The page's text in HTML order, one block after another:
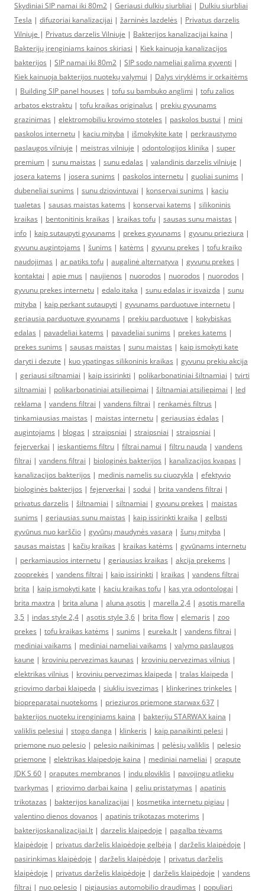
Skydiniai SIP namai iki 80m2 | Geriausi dulkių siurbliai | Dulkiu siurbliai
Tesla | difuzoriai kanalizacijai | žarninės lazdelės | Privatus darzelis
Vilniuje | Privatus darzelis Vilniuje | Bakterijos kanalizacijai kaina |
Bakterijų įrenginiams kainos skiriasi | Kiek kainuoja kanalizacijos
bakterijos | SIP namai iki 80m2 | SIP sodo nameliai galima gyventi |
Kiek kainuoja bakterijos nuotekų valymui | Dalys viryklėms ir orkaitėms
| Building SIP panel houses | tofu su bambuko anglimi | tofu zalios
arbatos ekstraktu | tofu kraikas originalus | prekiu gyvunams
grazinimas | elektromobiliu krovimo stoteles | paskolos bustui | mini
paskolos internetu | kaciu mityba | išmokykite katę | perkraustymo
paslaugos vilniuje | meistras vilniuje | odontologijos klinika | super
premium | sunu maistas | sunu edalas | valandinis darzelis vilniuje |
josera katems | josera sunims | paskolos internetu | guoliai sunims |
dubeneliai sunims | sunu dziovintuvai | konservai sunims | kaciu
tualetas | sausas maistas katems | konservai katems | silikoninis
kraikas | bentonitinis kraikas | kraikas tofu | sausas sunu maistas |
info | kaip sutaupyti gyvunams | prekes gyvunams | gyvunu prieziura |
gyvunu augintojams | šunims | katėms | gyvunu prekes | tofu kraiko
naudojimas | ar patiks tofu | augalinė alternatyva | gyvunu prekes |
kontaktai | apie mus | naujienos | nuorodos | nuorodos | nuorodos |
gyvunu prekes internetu | edalo itaka | sunu edalas ir isvaizda | sunu
mityba | kaip perkant sutaupyti | gyvunams parduotuve internetu |
geriausia parduotuve gyvunams | prekiu parduotuve | kokybiskas
edalas | pavadeliai katems | pavadeliai sunims | prekes katems |
prekes sunims | sausas maistas | sunu maistas | kaip ismokyti kate
daryti i dezute | kuo ypatingas silikoninis kraikas | gyvunu prekiu akcija
| geriausi siltnamiai | kaip issirinkti | polikarbonatiniai šiltnamiai | tvirti
siltnamiai | polikarbonatiniai atsiliepimai | šiltnamiai atsiliepimai | led
reklama | vandens filtrai | vandens filtrai | renkamės filtrus |
tinkamiausias maistas | maistas internetu | geriausias ėdalas |
augintojams | blogas | straipsniai | straipsniai | straipsniai |
fejerverkai | ieskantiems filtru | filtrai namui | filtru nauda | vandens
filtrai | vandens filtrai | biologinės bakterijos | kanalizacijos kvapas |
kanalizacijos bakterijos | medinis namelis su ciuozykla | efektyvio
biologinės bakterijos | fejerverkai | sodui | brita vandens filtrai |
privatus darzelis | šiltnamiai | siltnamiai | gyvunu prekes | maistas
sunims | geriausias sunu maistas | kaip issirinkti kraika | gelbsti
gyvūnus nuo karščio | gyvūnų maudynės vasarą | šunų mityba |
sausas maistas | kačių kraikas | kraikas katėms | gyvūnams internetu
| perkamiausios internetu | geriausias kraikas | akcija prekems |
zooprekės | vandens filtrai | kaip issirinkti | kraikas | vandens filtrai
brita | kaip ismokyti kate | kaciu kraikas tofu | kas yra odontologai |
brita maxtra | brita aluna | aluna ąsotis | marella 2,4 | ąsotis marella
3,5 | indas style 2,4 | ąsotis style 3,6 | brita flow | elemaris | zoo
prekes | tofu kraikas katėms | sunims | eureka.lt | vandens filtrai |
mediniai vaikams | mediniai nameliai vaikams | valymo paslaugos
kaune | kroviniu pervezimas kaunas | kroviniu pervezimas vilnius |
elektrikas vilnius | kroviniu pervezimas klaipeda | tralas klaipeda |
griovimo darbai klaipeda | siukliu isvezimas | klinkerines trinkeles |
biopreparatai nuotekoms | prieziuros priemone starwax 637 |
bakterijos nuoteku irenginiams kaina | bakteriju STARWAX kaina |
valiklis pelesiui | stogo danga | klinkeris | kaip panaikinti pelesi |
priemone nuo pelesio | pelesio naikinimas | pelėsių valiklis | pelesio
priemone | elektrikas klaipedoje kaina | mediniai nameliai | orapute
JDK S 60 | oraputes membranos | indu ploviklis | pavojingu atlieku
tvarkymas | griovimo darbai kaina | geliu pristatymas | apatinis
trikotazas | bakterijos kanalizacijai | kosmetika internetu pigiau |
valentino dienos dovanos | apatinis trikotazas moterims |
bakterijoskanalizacijai.lt | darzelis klaipedoje | pagalba tėvams
klaipėdoje | privatus darželis klaipėdoje gelbėja | darželis klaipėdoje |
pasirinkimas klaipėdoje | darželis klaipėdoje | privatus darželis
klaipėdoje | privatus darželis klaipėdoje | darželis klaipėdoje | vandens
filtrai | nuo pelesio | pigiausias automobilio draudimas | populiari